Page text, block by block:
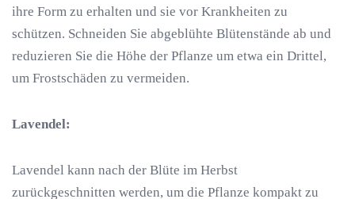
ihre Form zu erhalten und sie vor Krankheiten zu
schützen. Schneiden Sie abgeblühte Blütenstände ab und
reduzieren Sie die Höhe der Pflanze um etwa ein Drittel,
um Frostschäden zu vermeiden.
Lavendel:
Lavendel kann nach der Blüte im Herbst
zurückgeschnitten werden, um die Pflanze kompakt zu